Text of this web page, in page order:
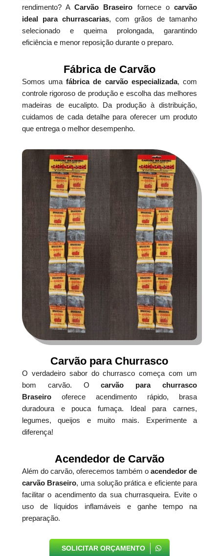
rendimento? ACarvão Braseiro fornece ocarvão
ideal para churrascarias, com grãos de tamanho
selecionado e queima prolongada, garantindo
eficiência e menor reposição durante o preparo.
Fábrica de Carvão
Somos umafábrica de carvão especializada, com
controle rigoroso de produção e escolha das melhores
madeiras de eucalipto. Da produção à distribuição,
cuidamos de cada detalhe para oferecer um produto
que entrega o melhor desempenho.
Carvão para Churrasco
O verdadeiro sabor do churrasco começa com um
bom carvão. Ocarvão para churrasco
Braseirooferece acendimento rápido, brasa
duradoura e pouca fumaça. Ideal para carnes,
legumes, queijos e muito mais. Experimente a
diferença!
Acendedor de Carvão
Além do carvão, oferecemos também oacendedor de
carvão Braseiro, uma solução prática e eficiente para
facilitar o acendimento da sua churrasqueira. Evite o
uso de líquidos inflamáveis e ganhe tempo na
preparação.
SOLICITAR ORÇAMENTO